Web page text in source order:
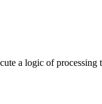
a logic of